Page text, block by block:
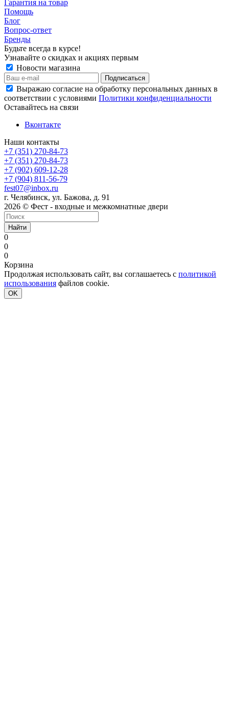
Гарантия на товар
Помощь
Блог
Вопрос-ответ
Бренды
Будьте всегда в курсе!
Узнавайте о скидках и акциях первым
Новости магазина
Выражаю согласие на обработку персональных данных в
соответствии с условиями Политики конфиденциальности
Оставайтесь на связи
Вконтакте
Наши контакты
+7 (351) 270-84-73
+7 (351) 270-84-73
+7 (902) 609-12-28
+7 (904) 811-56-79
fest07@inbox.ru
г. Челябинск, ул. Бажова, д. 91
2026 © Фест - входные и межкомнатные двери
Найти
0
0
0
Корзина
Продолжая использовать сайт, вы соглашаетесь с политикой
использования файлов cookie.
OK